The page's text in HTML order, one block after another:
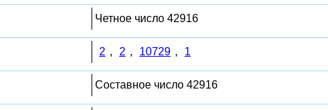
Четное число 42916
2 , 2 , 10729 , 1
Составное число 42916